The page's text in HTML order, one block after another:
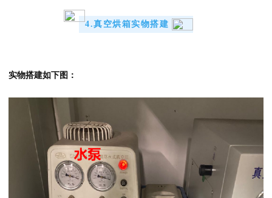
4.真空烘箱实物搭建
实物搭建如下图：